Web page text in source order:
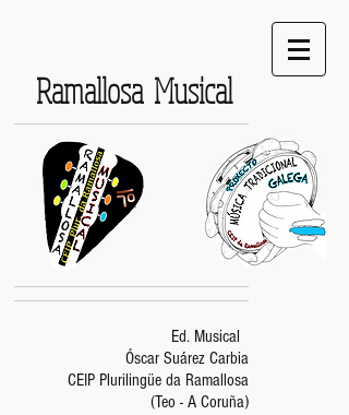
Ramallosa Musical
Ed. Musical
Óscar Suárez Carbia
CEIP Plurilingüe da Ramallosa
(Teo - A Coruña)